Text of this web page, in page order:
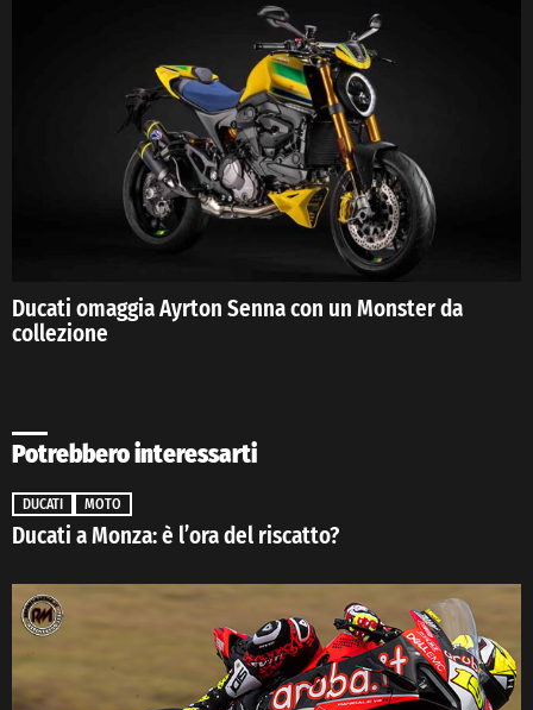
Ducati omaggia Ayrton Senna con un Monster da
collezione
Potrebbero interessarti
DUCATI MOTO
Ducati a Monza: è l’ora del riscatto?